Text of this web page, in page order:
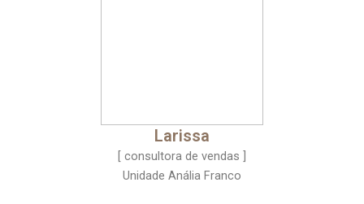
Larissa
[ consultora de vendas ]
Unidade Anália Franco